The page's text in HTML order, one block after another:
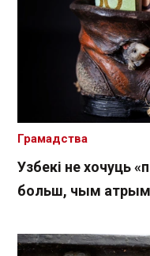
Узбекі не хочуць
больш, чым
Грамадства